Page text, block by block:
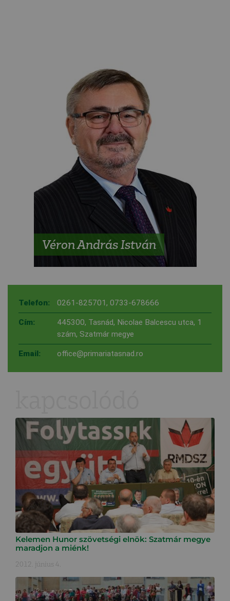
Véron András István
Telefon: 0261-825701, 0733-678666
Cím:
445300, Tasnád, Nicolae Balcescu utca, 1
szám, Szatmár megye
Email: office@primariatasnad.ro
Kelemen Hunor szövetségi elnök: Szatmár megye
maradjon a miénk!
2012. június 4.